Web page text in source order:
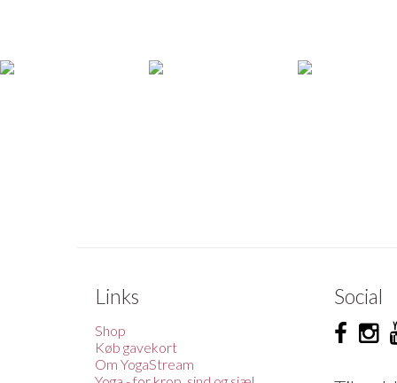
Links
Shop
Køb gavekort
Om YogaStream
Social